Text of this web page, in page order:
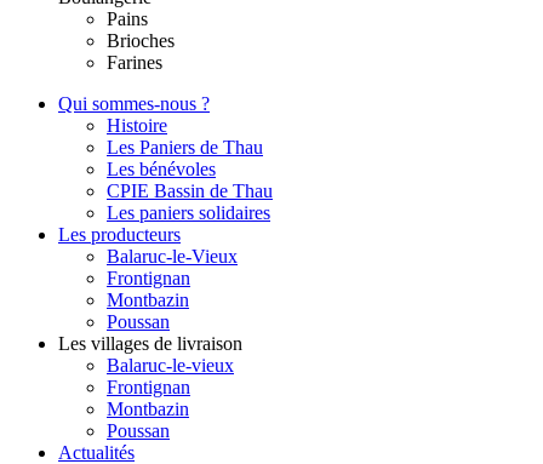
Pains
Brioches
Farines
Qui sommes-nous ?
Histoire
Les Paniers de Thau
Les bénévoles
CPIE Bassin de Thau
Les paniers solidaires
Les producteurs
Balaruc-le-Vieux
Frontignan
Montbazin
Poussan
Les villages de livraison
Balaruc-le-vieux
Frontignan
Montbazin
Poussan
Actualités